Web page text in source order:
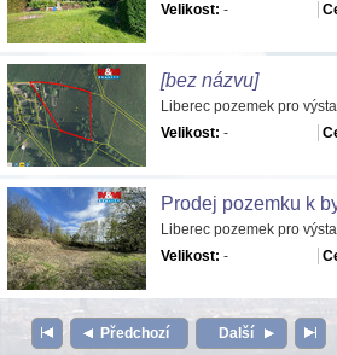
Velikost: -
[bez názvu]
Liberec pozemek pro
Velikost: -
Prodej pozemku k
Liberec pozemek pro
Velikost: -
Předchozí Další